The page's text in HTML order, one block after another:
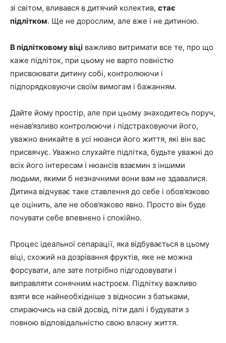
зі світом, вливався в дитячий колектив, стає
підлітком. Ще не дорослим, але вже і не дитиною.
В підлітковому віці важливо витримати все те, про що
каже підліток, при цьому не варто повністю
присвоювати дитину собі, контролюючи і
підпорядковуючи своїм вимогам і бажанням.
Дайте йому простір, але при цьому знаходитесь поруч,
ненав’язливо контролюючи і підстраховуючи його,
уважно вникайте в усі нюанси його життя, які він вас
присвячує. Уважно слухайте підлітка, будьте уважні до
всіх його інтересам і нюансів взаємин з іншими
людьми, якими б незначними вони вам не здавалися.
Дитина відчуває таке ставлення до себе і обов’язково
це оцінить, але не обов’язково явно. Просто він буде
почувати себе впевнено і спокійно.
Процес ідеальної сепарації, яка відбувається в цьому
віці, схожий на дозрівання фруктів, яке не можна
форсувати, але зате потрібно підгодовувати і
виправляти сонячним настроєм. Підлітку важливо
взяти все найнеобхідніше з відносин з батьками,
спираючись на свій досвід, піти далі і будувати з
повною відповідальністю свою власну життя.